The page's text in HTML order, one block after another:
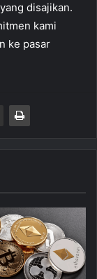
disajikan.
kami
ke pasar